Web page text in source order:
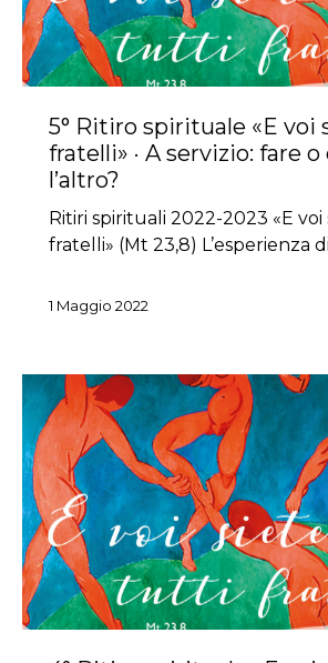
5° Ritiro spirituale «E
fratelli» · A servizio: fare
l’altro?
Ritiri spirituali 2022-2023 «E
fratelli» (Mt 23,8) L’esperienza
1 Maggio 2022